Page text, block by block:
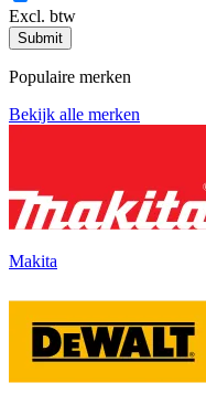
Excl. btw
Submit
Populaire merken
Bekijk alle merken
Makita